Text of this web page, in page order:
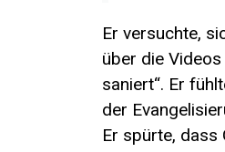
Er versuchte,
über die
saniert“. Er
der
Er spürte, dass